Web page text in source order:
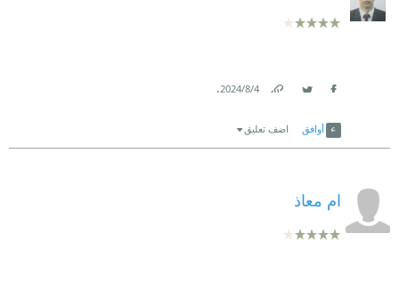
4‏/8‏/2024
.
أوافق اضف تعليق
ام معاذ